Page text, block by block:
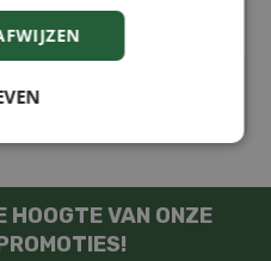
VAN ONZE